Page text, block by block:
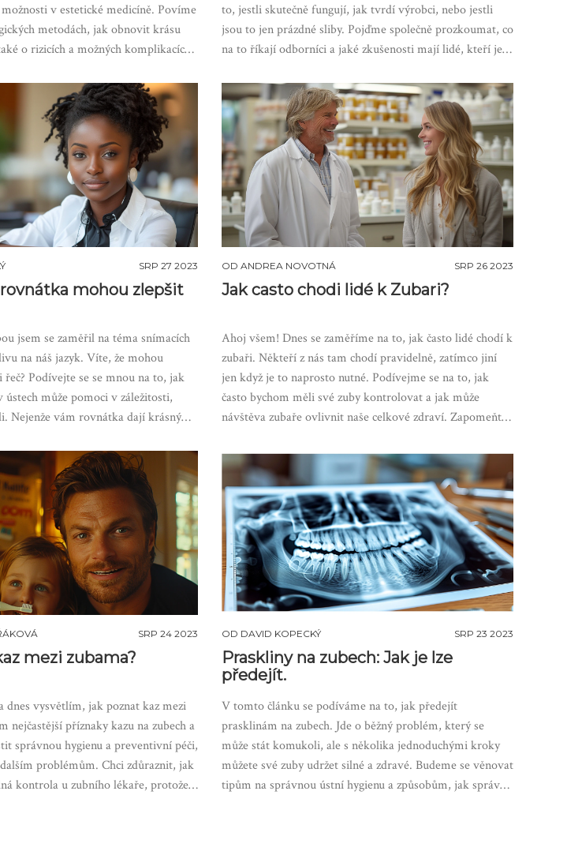
v estetické medicíně. Povíme
metodách, jak obnovit krásu
o rizicích a možných komplikacích.
inovací. Tak buďte se
a tajemství maxilofaciální
to, jestli skutečně fungují, jak tvrdí výrobci, nebo jestli
jsou to jen prázdné sliby. Pojďme společně prozkoumat, co
na to říkají odborníci a jaké zkušenosti mají lidé, kteří je
týkající se bělení zubů, pak je tento článek právě pro vás.
SRP 27 2023
mohou zlepšit
jsem se zaměřil na téma snímacích
na náš jazyk. Víte, že mohou
řeč? Podívejte se se mnou na to, jak
ústech může pomoci v záležitosti,
Nejenže vám rovnátka dají krásný
nabízejí mnohem více než jen
OD ANDREA NOVOTNÁ SRP 26 2023
Jak casto chodi lidé k Zubari?
Ahoj všem! Dnes se zaměříme na to, jak často lidé chodí k
zubaři. Někteří z nás tam chodí pravidelně, zatímco jiní
jen když je to naprosto nutné. Podívejme se na to, jak
často bychom měli své zuby kontrolovat a jak může
návštěva zubaře ovlivnit naše celkové zdraví. Zapomeňte
tématu!
SRP 24 2023
mezi zubama?
dnes vysvětlím, jak poznat kaz mezi
nejčastější příznaky kazu na zubech a
správnou hygienu a preventivní péči,
problémům. Chci zdůraznit, jak
kontrola u zubního lékaře, protože
OD DAVID KOPECKÝ SRP 23 2023
Praskliny na zubech: Jak je lze
předejít.
V tomto článku se podíváme na to, jak předejít
prasklinám na zubech. Jde o běžný problém, který se
může stát komukoli, ale s několika jednoduchými kroky
můžete své zuby udržet silné a zdravé. Budeme se věnovat
tipům na správnou ústní hygienu a způsobům, jak správně